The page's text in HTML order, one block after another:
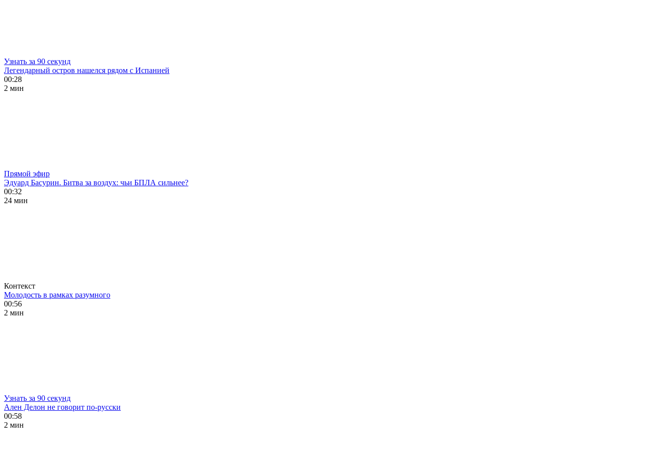
Узнать за 90 секунд
Легендарный остров нашелся рядом с Испанией
00:28
2 мин
Прямой эфир
Эдуард Басурин. Битва за воздух: чьи БПЛА сильнее?
00:32
24 мин
Контекст
Молодость в рамках разумного
00:56
2 мин
Узнать за 90 секунд
Ален Делон не говорит по-русски
00:58
2 мин